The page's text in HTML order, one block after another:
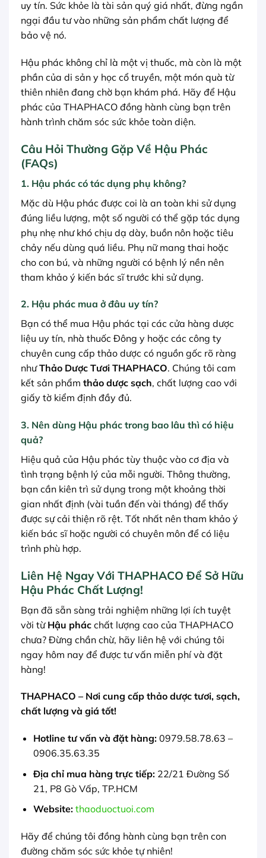
uy tín. Sức khỏe là tài sản quý giá nhất, đừng ngần
ngại đầu tư vào những sản phẩm chất lượng để
bảo vệ nó.
Hậu phác không chỉ là một vị thuốc, mà còn là một
phần của di sản y học cổ truyền, một món quà từ
thiên nhiên đang chờ bạn khám phá. Hãy để Hậu
phác của THAPHACO đồng hành cùng bạn trên
hành trình chăm sóc sức khỏe toàn diện.
Câu Hỏi Thường Gặp Về Hậu Phác
(FAQs)
1. Hậu phác có tác dụng phụ không?
Mặc dù Hậu phác được coi là an toàn khi sử dụng
đúng liều lượng, một số người có thể gặp tác dụng
phụ nhẹ như khó chịu dạ dày, buồn nôn hoặc tiêu
chảy nếu dùng quá liều. Phụ nữ mang thai hoặc
cho con bú, và những người có bệnh lý nền nên
tham khảo ý kiến bác sĩ trước khi sử dụng.
2. Hậu phác mua ở đâu uy tín?
Bạn có thể mua Hậu phác tại các cửa hàng dược
liệu uy tín, nhà thuốc Đông y hoặc các công ty
chuyên cung cấp thảo dược có nguồn gốc rõ ràng
nhưThảo Dược Tươi THAPHACO. Chúng tôi cam
kết sản phẩm thảo dược sạch, chất lượng cao với
giấy tờ kiểm định đầy đủ.
3. Nên dùng Hậu phác trong bao lâu thì có hiệu
quả?
Hiệu quả của Hậu phác tùy thuộc vào cơ địa và
tình trạng bệnh lý của mỗi người. Thông thường,
bạn cần kiên trì sử dụng trong một khoảng thời
gian nhất định (vài tuần đến vài tháng) để thấy
được sự cải thiện rõ rệt. Tốt nhất nên tham khảo ý
kiến bác sĩ hoặc người có chuyên môn để có liệu
trình phù hợp.
Liên Hệ Ngay Với THAPHACO Để Sở Hữu
Hậu Phác Chất Lượng!
Bạn đã sẵn sàng trải nghiệm những lợi ích tuyệt
vời từ Hậu phác chất lượng cao của THAPHACO
chưa? Đừng chần chừ, hãy liên hệ với chúng tôi
ngay hôm nay để được tư vấn miễn phí và đặt
hàng!
THAPHACO – Nơi cung cấp thảo dược tươi, sạch,
chất lượng và giá tốt!
Hotline tư vấn và đặt hàng:0979.58.78.63 –
0906.35.63.35
Địa chỉ mua hàng trực tiếp:22/21 Đường Số
21, P8 Gò Vấp, TP.HCM
Website: thaoduoctuoi.com
Hãy để chúng tôi đồng hành cùng bạn trên con
đường chăm sóc sức khỏe tự nhiên!